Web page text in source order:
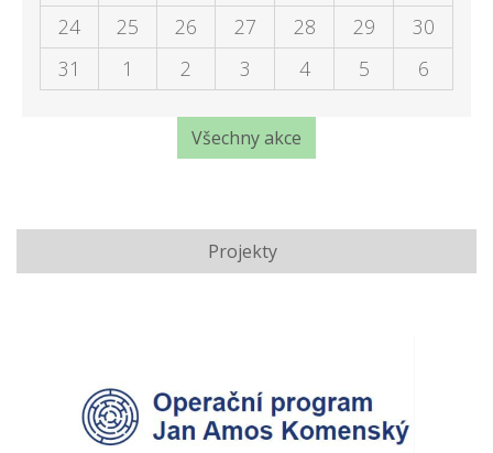
24
25 26 27 28 29
30
31
1 2 3 4 5 6
Všechny akce
Projekty